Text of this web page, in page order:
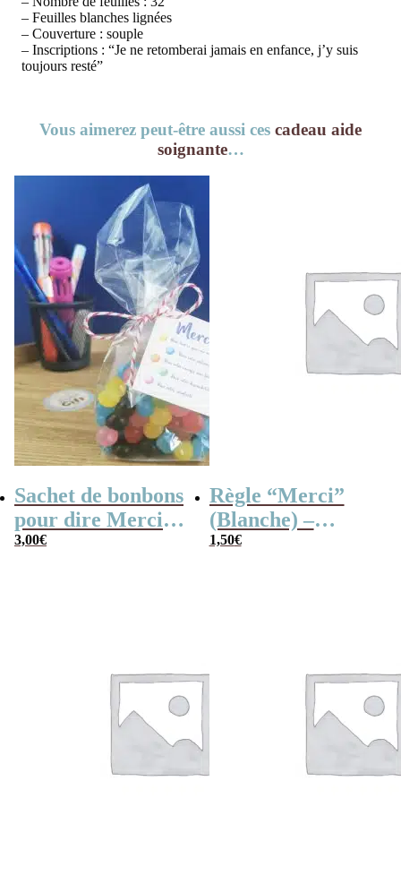
– Feuilles blanches lignées
– Couverture : souple
– Inscriptions : “Je ne retomberai jamais en enfance, j’y suis
toujours resté”
Vous aimerez peut-être aussi ces cadeau aide
soignante…
Sachet de bonbons
pour dire Merci –
Dragibus
3,00€
Règle “Merci”
(Blanche) –
Cadeau maîtresse
1,50€